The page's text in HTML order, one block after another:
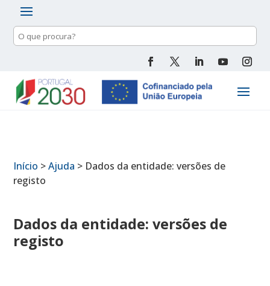
Pesquisa
de
Início >Ajuda > Dados da entidade: versões de
registo
Dados da entidade: versões de
registo